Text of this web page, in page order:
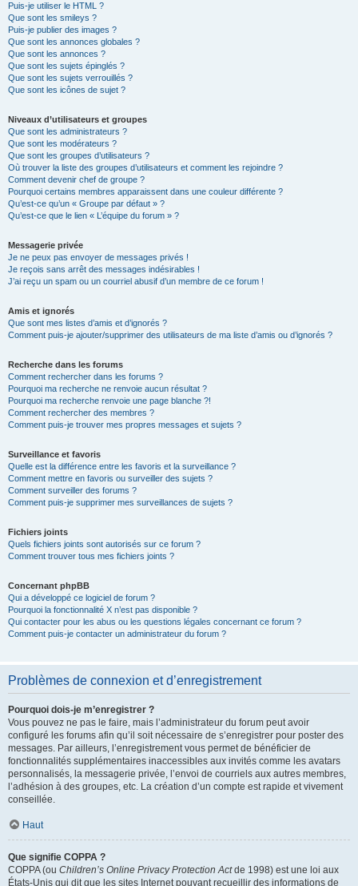
Puis-je utiliser le HTML ?
Que sont les smileys ?
Puis-je publier des images ?
Que sont les annonces globales ?
Que sont les annonces ?
Que sont les sujets épinglés ?
Que sont les sujets verrouillés ?
Que sont les icônes de sujet ?
Niveaux d’utilisateurs et groupes
Que sont les administrateurs ?
Que sont les modérateurs ?
Que sont les groupes d’utilisateurs ?
Où trouver la liste des groupes d’utilisateurs et comment les rejoindre ?
Comment devenir chef de groupe ?
Pourquoi certains membres apparaissent dans une couleur différente ?
Qu’est-ce qu’un « Groupe par défaut » ?
Qu’est-ce que le lien « L’équipe du forum » ?
Messagerie privée
Je ne peux pas envoyer de messages privés !
Je reçois sans arrêt des messages indésirables !
J’ai reçu un spam ou un courriel abusif d’un membre de ce forum !
Amis et ignorés
Que sont mes listes d’amis et d’ignorés ?
Comment puis-je ajouter/supprimer des utilisateurs de ma liste d’amis ou d’ignorés ?
Recherche dans les forums
Comment rechercher dans les forums ?
Pourquoi ma recherche ne renvoie aucun résultat ?
Pourquoi ma recherche renvoie une page blanche ?!
Comment rechercher des membres ?
Comment puis-je trouver mes propres messages et sujets ?
Surveillance et favoris
Quelle est la différence entre les favoris et la surveillance ?
Comment mettre en favoris ou surveiller des sujets ?
Comment surveiller des forums ?
Comment puis-je supprimer mes surveillances de sujets ?
Fichiers joints
Quels fichiers joints sont autorisés sur ce forum ?
Comment trouver tous mes fichiers joints ?
Concernant phpBB
Qui a développé ce logiciel de forum ?
Pourquoi la fonctionnalité X n’est pas disponible ?
Qui contacter pour les abus ou les questions légales concernant ce forum ?
Comment puis-je contacter un administrateur du forum ?
Problèmes de connexion et d’enregistrement
Pourquoi dois-je m’enregistrer ?
Vous pouvez ne pas le faire, mais l’administrateur du forum peut avoir
configuré les forums afin qu’il soit nécessaire de s’enregistrer pour poster des
messages. Par ailleurs, l’enregistrement vous permet de bénéficier de
fonctionnalités supplémentaires inaccessibles aux invités comme les avatars
personnalisés, la messagerie privée, l’envoi de courriels aux autres membres,
l’adhésion à des groupes, etc. La création d’un compte est rapide et vivement
conseillée.
Haut
Que signifie COPPA ?
COPPA (ou Children’s Online Privacy Protection Actde 1998) est une loi aux
États-Unis qui dit que les sites Internet pouvant recueillir des informations de